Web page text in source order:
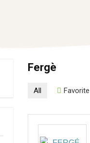
Fergè
All Favorite